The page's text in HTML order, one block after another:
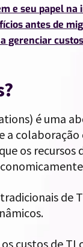
e seu papel na
antes de
gerenciar
é uma
a
os
de
custos de